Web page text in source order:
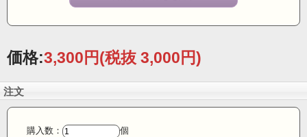
価格:3,300円(税抜 3,000円)
注文
購入数： 個